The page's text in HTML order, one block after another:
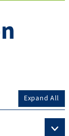
Expand All